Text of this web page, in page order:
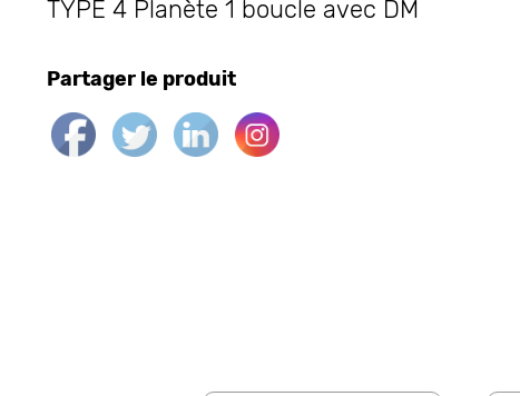
TYPE 4 Planète 1 boucle avec DM
Partager le produit